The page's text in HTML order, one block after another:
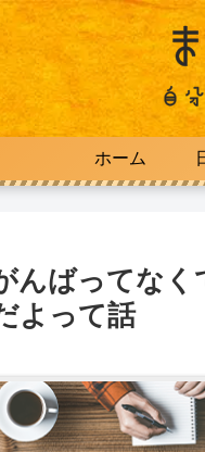
ホーム
ばってなく
よって話